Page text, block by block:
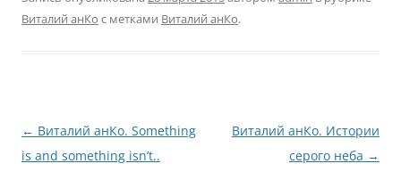
Виталий анКо с метками Виталий анКо.
Навигация
по
← Виталий анКо. Something
is and something isn’t..
Виталий анКо. Истории
серого неба →